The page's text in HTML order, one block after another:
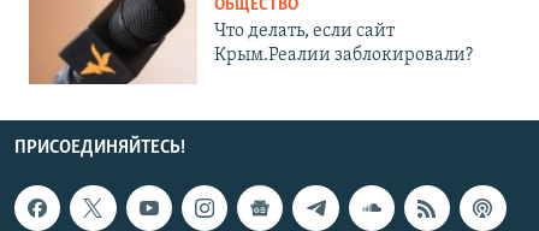
ОБЩЕСТВО
Что делать, если сайт
Крым.Реалии заблокировали?
ПРИСОЕДИНЯЙТЕСЬ!